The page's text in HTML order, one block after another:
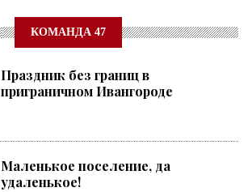
КОМАНДА 47
Праздник без границ в
приграничном Ивангороде
Маленькое поселение, да
удаленькое!